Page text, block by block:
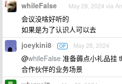
whileFalse May 28, 2024 via
会议没啥好听的
如果是为了认识人可以去
joeykini8 OP May 28, 2024
@whileFalse 准备薅点小礼品挂
合作伙伴的业务场景